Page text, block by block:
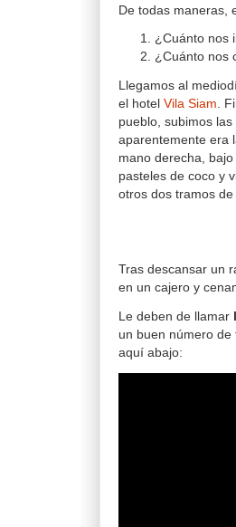
De todas maneras,
¿Cuánto nos
¿Cuánto nos
Llegamos al
el hotel Vila Siam .
pueblo, subimos
aparentemente era
mano derecha,
pasteles de coco y
otros dos tramos de
Tras descansar un
en un cajero y
Le deben de llamar
un buen número
aquí abajo: